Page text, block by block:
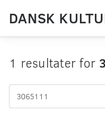
DANSK
1 resultater for